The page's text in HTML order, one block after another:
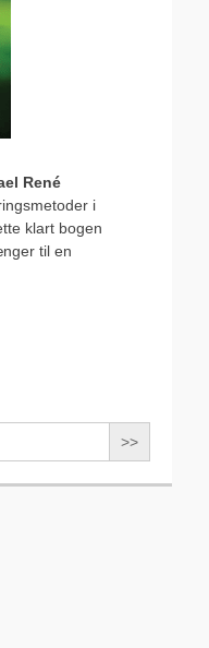
René
i
klart bogen
til en